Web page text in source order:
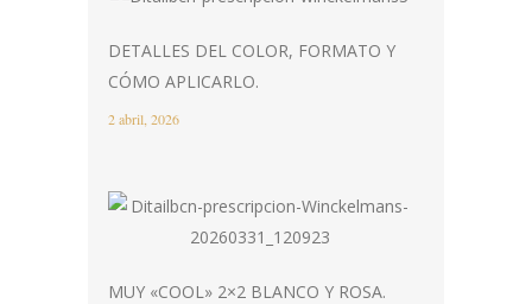
DETALLES DEL COLOR, FORMATO Y
CÓMO APLICARLO.
2 abril, 2026
MUY «COOL» 2×2 BLANCO Y ROSA.